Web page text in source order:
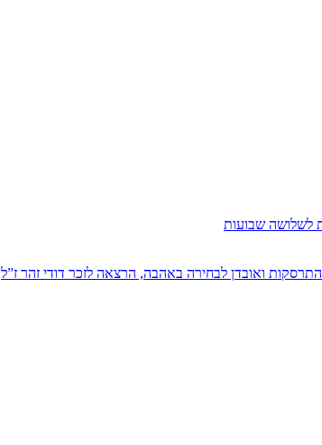
לשלושה שבועות
ואובדן לבחירה באהבה, הרצאה לזכר דודי זהר ז”ל